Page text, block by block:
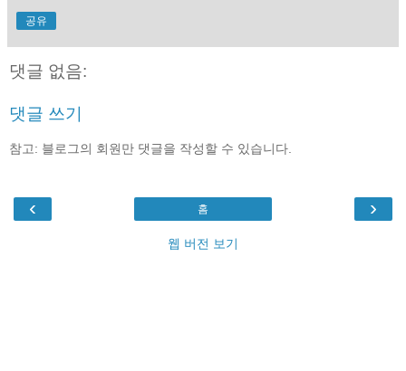
공유
댓글 없음:
댓글 쓰기
참고: 블로그의 회원만 댓글을 작성할 수 있습니다.
‹ ›
홈
웹 버전 보기